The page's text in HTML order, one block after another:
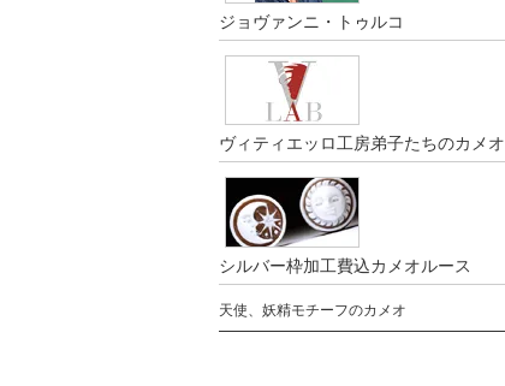
ジョヴァンニ・トゥルコ
ヴィティエッロ工房弟子たちのカメオ
シルバー枠加工費込カメオルース
天使、妖精モチーフのカメオ